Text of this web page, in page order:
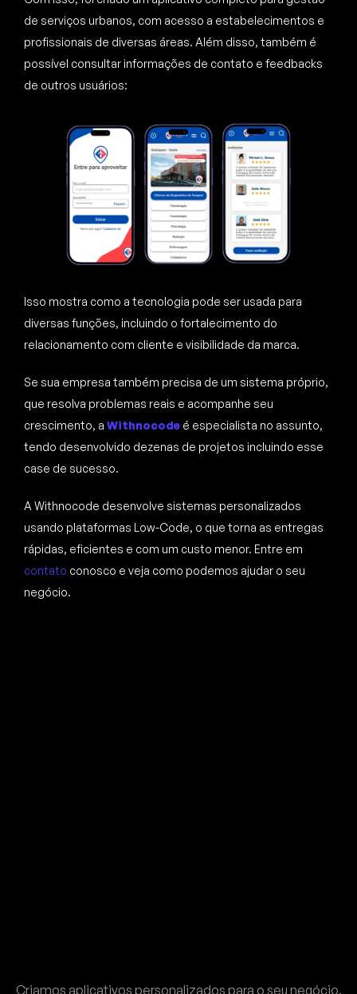
de serviços urbanos, com acesso a estabelecimentos e
profissionais de diversas áreas. Além disso, também é
possível consultar informações de contato e feedbacks
de outros usuários:
Isso mostra como a tecnologia pode ser usada para
diversas funções, incluindo o fortalecimento do
relacionamento com cliente e visibilidade da marca.
Se sua empresa também precisa de um sistema próprio,
que resolva problemas reais e acompanhe seu
crescimento, a Withnocode é especialista no assunto,
tendo desenvolvido dezenas de projetos incluindo esse
case de sucesso.
A Withnocode desenvolve sistemas personalizados
usando plataformas Low-Code, o que torna as entregas
rápidas, eficientes e com um custo menor. Entre em
contato conosco e veja como podemos ajudar o seu
negócio.
Criamos aplicativos personalizados para o seu negócio.